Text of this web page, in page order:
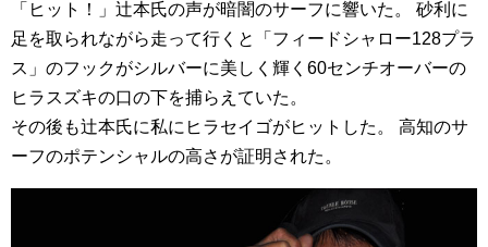
「ヒット！」辻本氏の声が暗闇のサーフに響いた。 砂利に
足を取られながら走って行くと「フィードシャロー128プラ
ス」のフックがシルバーに美しく輝く60センチオーバーの
ヒラスズキの口の下を捕らえていた。
その後も辻本氏に私にヒラセイゴがヒットした。 高知のサ
ーフのポテンシャルの高さが証明された。